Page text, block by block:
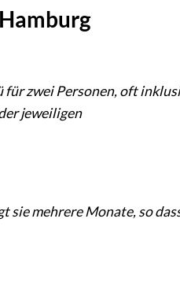
für zwei Personen, oft
jeweiligen
sie mehrere Monate, so